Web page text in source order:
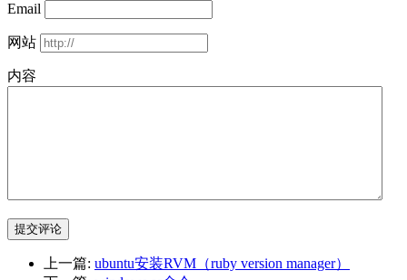
Email
网站
内容
提交评论
上一篇: ubuntu安装RVM（ruby version manager）